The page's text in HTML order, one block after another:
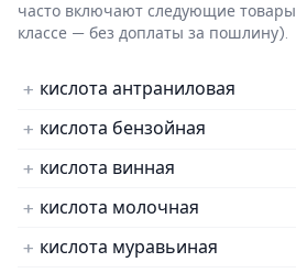
часто включают следующие товары
классе — без доплаты за пошлину).
кислота антраниловая
кислота бензойная
кислота винная
кислота молочная
кислота муравьиная